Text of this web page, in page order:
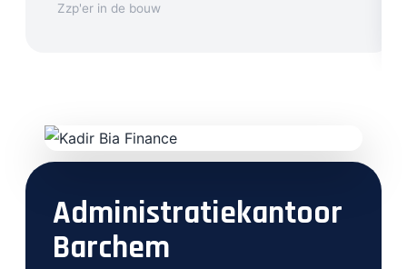
Zzp'er in de bouw
Administratiekantoor
Barchem